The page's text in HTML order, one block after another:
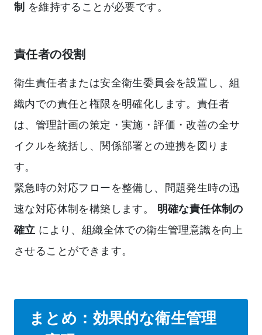
制 を維持することが必要です。
責任者の役割
衛生責任者または安全衛生委員会を設置し、組
織内での責任と権限を明確化します。責任者
は、管理計画の策定・実施・評価・改善の全サ
イクルを統括し、関係部署との連携を図りま
す。
緊急時の対応フローを整備し、問題発生時の迅
速な対応体制を構築します。 明確な責任体制の
確立 により、組織全体での衛生管理意識を向上
させることができます。
まとめ：効果的な衛生管理